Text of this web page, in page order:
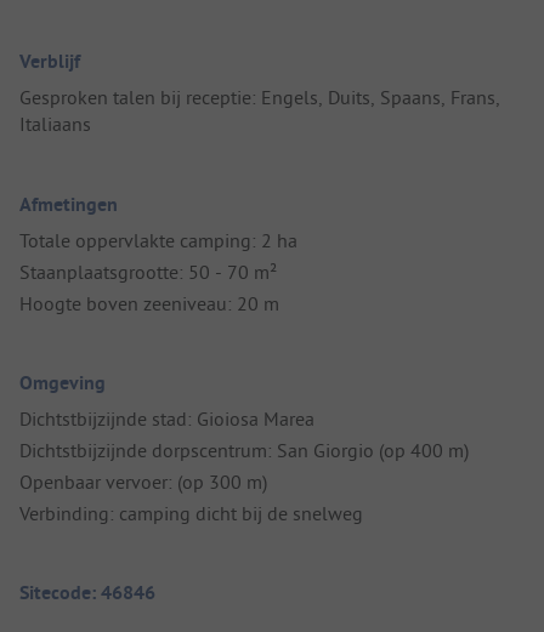
Verblijf
Gesproken talen bij receptie: Engels, Duits, Spaans, Frans,
Italiaans
Afmetingen
Totale oppervlakte camping: 2 ha
Staanplaatsgrootte: 50 - 70 m²
Hoogte boven zeeniveau: 20 m
Omgeving
Dichtstbijzijnde stad: Gioiosa Marea
Dichtstbijzijnde dorpscentrum: San Giorgio (op 400 m)
Openbaar vervoer: (op 300 m)
Verbinding: camping dicht bij de snelweg
Sitecode: 46846